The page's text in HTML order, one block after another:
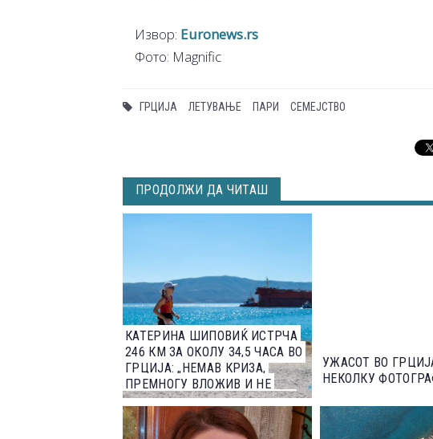
Извор: Euronews.rs
Фото: Magnific
ГРЦИЈА ЛЕТУВАЊЕ ПАРИ СЕМЕЈСТВО
ПРОДОЛЖИ ДА ЧИТАШ
КАТЕРИНА ШИПОВИЌ ИСТРЧА
246 КМ ЗА ОКОЛУ 34,5 ЧАСА ВО
ГРЦИЈА: „НЕМАВ КРИЗА,
ПРЕМНОГУ ВЛОЖИВ И НЕ
МОЖЕВ ДА СИ ДОЗВОЛАМ ДА
СЕ ОТКАЖАМ“
УЖАСОТ ВО
НЕКОЛКУ